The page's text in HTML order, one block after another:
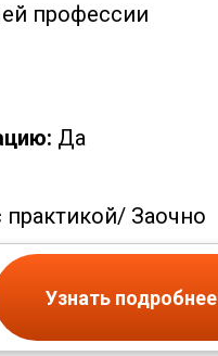
профессии
Да
практикой/ Заочно
Узнать подробнее